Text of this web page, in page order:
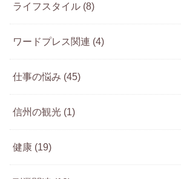
ライフスタイル (8)
ワードプレス関連 (4)
仕事の悩み (45)
信州の観光 (1)
健康 (19)